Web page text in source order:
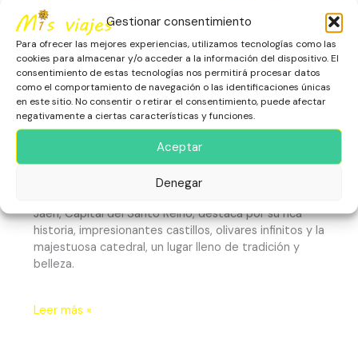
Gestionar consentimiento
Para ofrecer las mejores experiencias, utilizamos tecnologías como las
cookies para almacenar y/o acceder a la información del dispositivo. El
consentimiento de estas tecnologías nos permitirá procesar datos
como el comportamiento de navegación o las identificaciones únicas
en este sitio. No consentir o retirar el consentimiento, puede afectar
negativamente a ciertas características y funciones.
Aceptar
Denegar
Jaén: Capital del Santo Reino
Escapadas,España,Europa,Jaén,Patrimonio Histórico,
Rascacielos y Miradores
Jaén, Capital del Santo Reino, destaca por su rica
historia, impresionantes castillos, olivares infinitos y la
majestuosa catedral, un lugar lleno de tradición y
belleza.
Leer más »